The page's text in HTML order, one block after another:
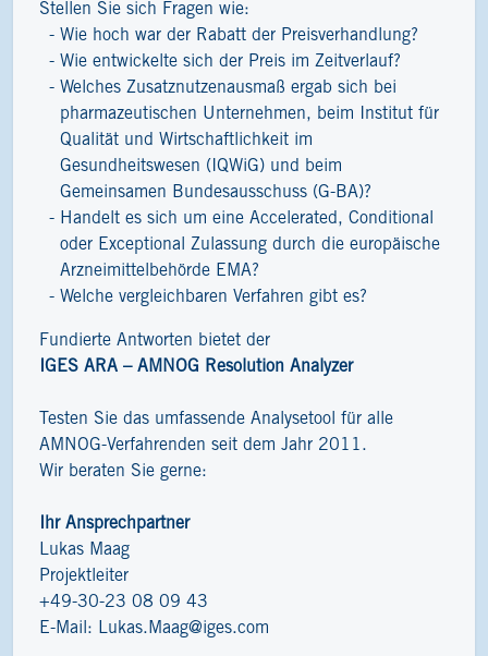
Stellen Sie sich Fragen wie:
Wie hoch war der Rabatt der Preisverhandlung?
Wie entwickelte sich der Preis im Zeitverlauf?
Welches Zusatznutzenausmaß ergab sich bei
pharmazeutischen Unternehmen, beim Institut für
Qualität und Wirtschaftlichkeit im
Gesundheitswesen (IQWiG) und beim
Gemeinsamen Bundesausschuss (G-BA)?
Handelt es sich um eine Accelerated, Conditional
oder Exceptional Zulassung durch die europäische
Arzneimittelbehörde EMA?
Welche vergleichbaren Verfahren gibt es?
Fundierte Antworten bietet der
IGES ARA – AMNOG Resolution Analyzer
Testen Sie das umfassende Analysetool für alle
AMNOG-Verfahrenden seit dem Jahr 2011.
Wir beraten Sie gerne:
Ihr Ansprechpartner
Lukas Maag
Projektleiter
+49-30-23 08 09 43
E-Mail: Lukas.Maag@iges.com